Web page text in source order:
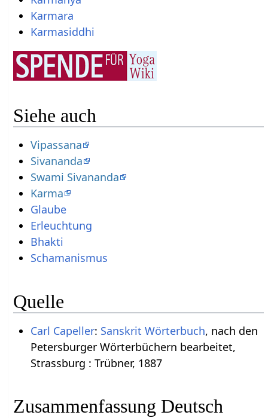
Karmara
Karmasiddhi
Siehe auch
Vipassana
Sivananda
Swami Sivananda
Karma
Glaube
Erleuchtung
Bhakti
Schamanismus
Quelle
Carl Capeller: Sanskrit Wörterbuch, nach den
Petersburger Wörterbüchern bearbeitet,
Strassburg : Trübner, 1887
Zusammenfassung Deutsch